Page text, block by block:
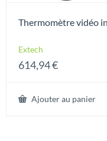
Thermomètre vidéo
Extech
614,94€
Ajouter au panier